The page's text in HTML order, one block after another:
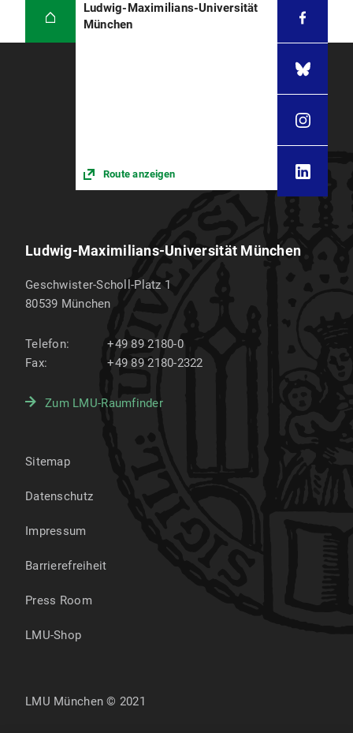
Ludwig-Maximilians-Universität
München
Route anzeigen
Ludwig-Maximilians-Universität München
Geschwister-Scholl-Platz 1
80539 München
Telefon:
+49 89 2180-0
Fax:
+49 89 2180-2322
Zum LMU-Raumfinder
Sitemap
Datenschutz
Impressum
Barrierefreiheit
Press Room
LMU-Shop
LMU München © 2021